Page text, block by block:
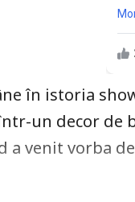
în istoria
un decor de
a venit vorba